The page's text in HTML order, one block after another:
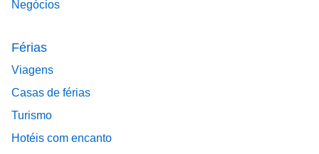
Negócios
Férias
Viagens
Casas de férias
Turismo
Hotéis com encanto